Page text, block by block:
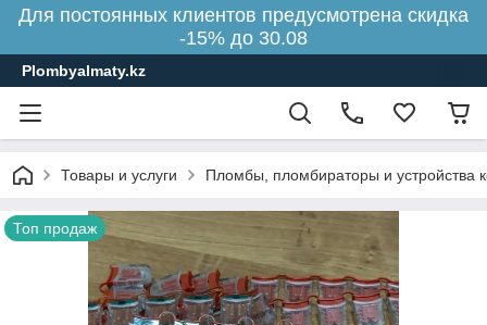
Для постоянных клиентов предусмотрена скидка
-15% до 30.08
Plombyalmaty.kz
Товары и услуги Пломбы, пломбираторы и устройства
Топ продаж